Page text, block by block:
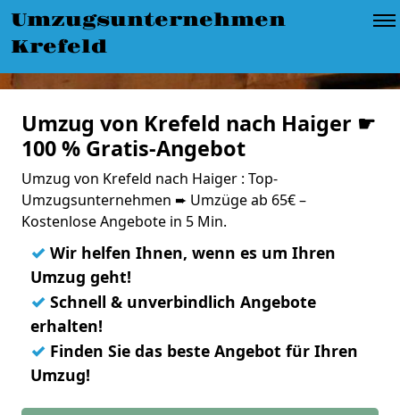
Umzugsunternehmen
Krefeld
Umzug von Krefeld nach Haiger ☛
100 % Gratis-Angebot
Umzug von Krefeld nach Haiger : Top-
Umzugsunternehmen ➨ Umzüge ab 65€ –
Kostenlose Angebote in 5 Min.
✓ Wir helfen Ihnen, wenn es um Ihren
Umzug geht!
✓ Schnell & unverbindlich Angebote
erhalten!
✓ Finden Sie das beste Angebot für Ihren
Umzug!